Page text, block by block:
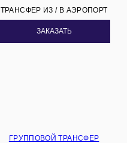
ТРАНСФЕР ИЗ / В АЭРОПОРТ
ЗАКАЗАТЬ
ГРУППОВОЙ ТРАНСФЕР